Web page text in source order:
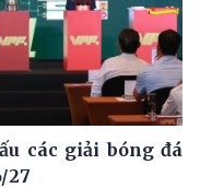
các giải bóng đá
27